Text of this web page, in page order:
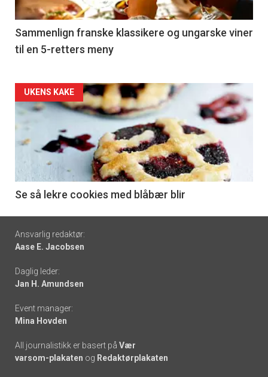
-
5
Sammenlign franske klassikere og ungarske viner
til en 5-retters meny
Forsiden
akkurat
nå
6
UKENS KAKE
Se så lekre cookies med blåbær blir
Footer
-
links
Ansvarlig redaktør:
Aase E. Jacobsen
Daglig leder:
Jan H. Amundsen
Event manager:
Mina Hovden
All journalistikk er basert på Vær
varsom-plakaten og Redaktørplakaten